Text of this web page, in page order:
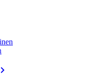
